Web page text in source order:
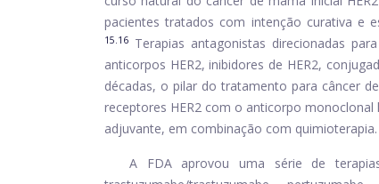
pacientes tratados com intenção curativa e
15.16 Terapias antagonistas direcionadas
anticorpos HER2, inibidores de HER2,
décadas, o pilar do tratamento para câncer
receptores HER2 com o anticorpo
adjuvante, em combinação com quimioterapia.
A FDA aprovou uma série de